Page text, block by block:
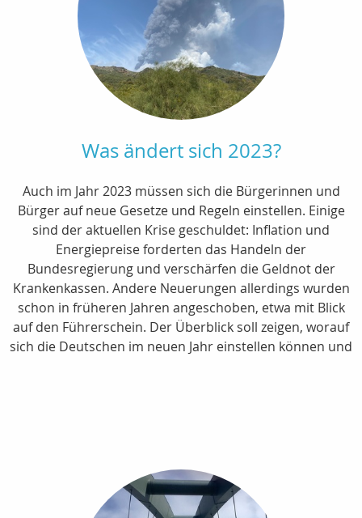
Was ändert sich 2023?
Auch im Jahr 2023 müssen sich die Bürgerinnen und
Bürger auf neue Gesetze und Regeln einstellen. Einige
sind der aktuellen Krise geschuldet: Inflation und
Energiepreise forderten das Handeln der
Bundesregierung und verschärfen die Geldnot der
Krankenkassen. Andere Neuerungen allerdings wurden
schon in früheren Jahren angeschoben, etwa mit Blick
auf den Führerschein. Der Überblick soll zeigen, worauf
sich die Deutschen im neuen Jahr einstellen können und